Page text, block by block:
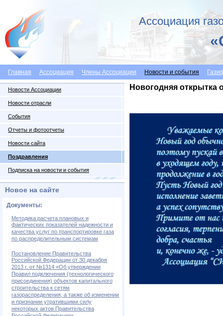
Ассоциация
Главная Ассоциация Члены Ассоциации Новости и события
Новости Ассоциации
Новости отрасли
События
Отчеты и фотоотчеты
Новости сайта
Поздравления
Подписка на новости и события
Новое на сайте
Документы:
Методика расчета плановых и
фактических показателей надежности и
качества услуг по транспортировке газа
по распределительным системам
Постановление Правительства
Российской Федерации от 30 декабря
2013 г. от №1314 «Об утверждении
Правил подключения (технологического
присоединения) объектов капитального
строительства к сетям
газораспределения, а также об изменении
и признании утратившими силу
некоторых актов Правительства
Новогодняя открытка